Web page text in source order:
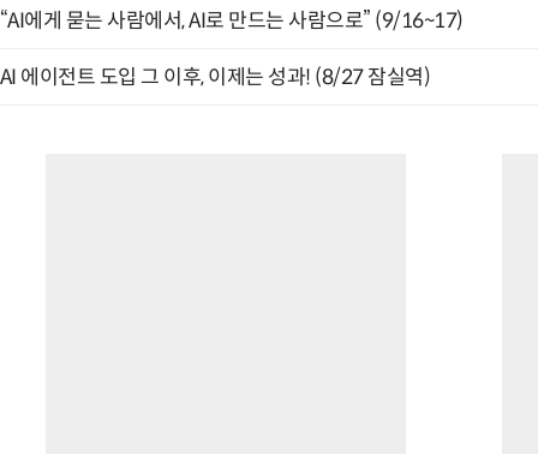
“AI에게 묻는 사람에서, AI로 만드는 사람으로” (9/16~17)
AI 에이전트 도입 그 이후, 이제는 성과! (8/27 잠실역)